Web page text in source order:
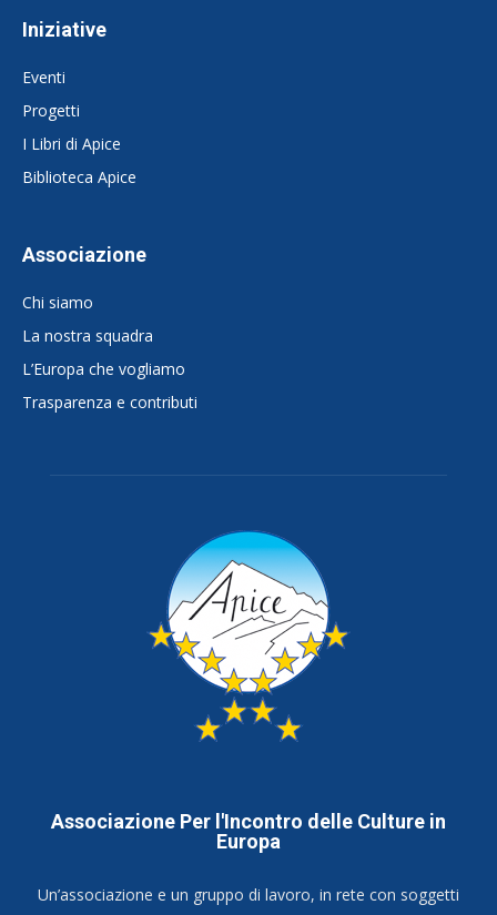
Iniziative
Eventi
Progetti
I Libri di Apice
Biblioteca Apice
Associazione
Chi siamo
La nostra squadra
L’Europa che vogliamo
Trasparenza e contributi
Associazione Per l'Incontro delle Culture in
Europa
Un’associazione e un gruppo di lavoro, in rete con soggetti